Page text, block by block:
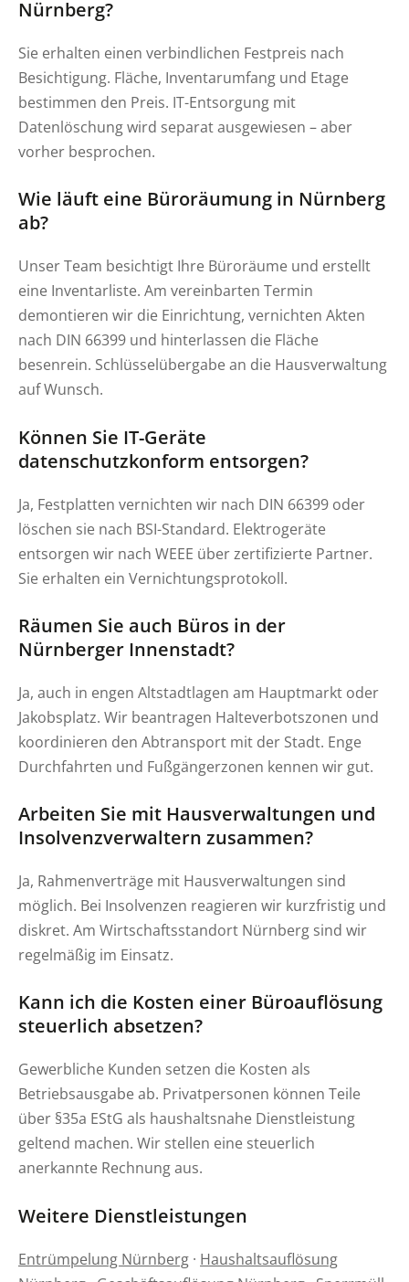
Nürnberg?
Sie erhalten einen verbindlichen Festpreis nach
Besichtigung. Fläche, Inventarumfang und Etage
bestimmen den Preis. IT-Entsorgung mit
Datenlöschung wird separat ausgewiesen – aber
vorher besprochen.
Wie läuft eine Büroräumung in Nürnberg
ab?
Unser Team besichtigt Ihre Büroräume und erstellt
eine Inventarliste. Am vereinbarten Termin
demontieren wir die Einrichtung, vernichten Akten
nach DIN 66399 und hinterlassen die Fläche
besenrein. Schlüsselübergabe an die Hausverwaltung
auf Wunsch.
Können Sie IT-Geräte
datenschutzkonform entsorgen?
Ja, Festplatten vernichten wir nach DIN 66399 oder
löschen sie nach BSI-Standard. Elektrogeräte
entsorgen wir nach WEEE über zertifizierte Partner.
Sie erhalten ein Vernichtungsprotokoll.
Räumen Sie auch Büros in der
Nürnberger Innenstadt?
Ja, auch in engen Altstadtlagen am Hauptmarkt oder
Jakobsplatz. Wir beantragen Halteverbotszonen und
koordinieren den Abtransport mit der Stadt. Enge
Durchfahrten und Fußgängerzonen kennen wir gut.
Arbeiten Sie mit Hausverwaltungen und
Insolvenzverwaltern zusammen?
Ja, Rahmenverträge mit Hausverwaltungen sind
möglich. Bei Insolvenzen reagieren wir kurzfristig und
diskret. Am Wirtschaftsstandort Nürnberg sind wir
regelmäßig im Einsatz.
Kann ich die Kosten einer Büroauflösung
steuerlich absetzen?
Gewerbliche Kunden setzen die Kosten als
Betriebsausgabe ab. Privatpersonen können Teile
über §35a EStG als haushaltsnahe Dienstleistung
geltend machen. Wir stellen eine steuerlich
anerkannte Rechnung aus.
Weitere Dienstleistungen
Entrümpelung Nürnberg · Haushaltsauflösung